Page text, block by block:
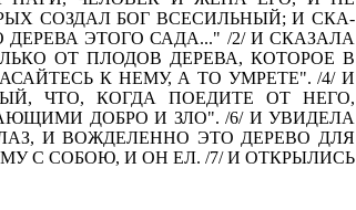
СОЗДАЛ БОГ ВСЕСИЛЬНЫЙ; И СКА­
ЭТОГО САДА..." /2/ И СКАЗАЛА
ОТ ПЛОДОВ ДЕРЕВА, КОТОРОЕ В
К НЕМУ, А ТО УМРЕТЕ". /4/ И
ЧТО, КОГДА ПОЕДИТЕ ОТ НЕГО,
ДОБРО И ЗЛО". /6/ И УВИДЕЛА
И ВОЖДЕЛЕННО ЭТО ДЕРЕВО ДЛЯ
С СОБОЮ, И ОН ЕЛ. /7/ И ОТКРЫЛИСЬ